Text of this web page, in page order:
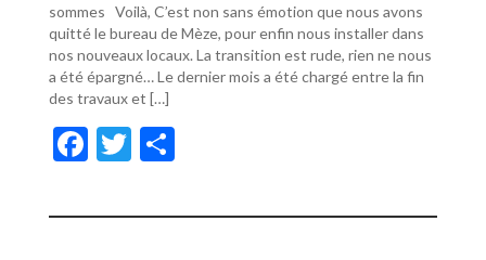
sommes Voilà, C’est non sans émotion que nous avons
quitté le bureau de Mèze, pour enfin nous installer dans
nos nouveaux locaux. La transition est rude, rien ne nous
a été épargné… Le dernier mois a été chargé entre la fin
des travaux et […]
F
e
T
itt ta